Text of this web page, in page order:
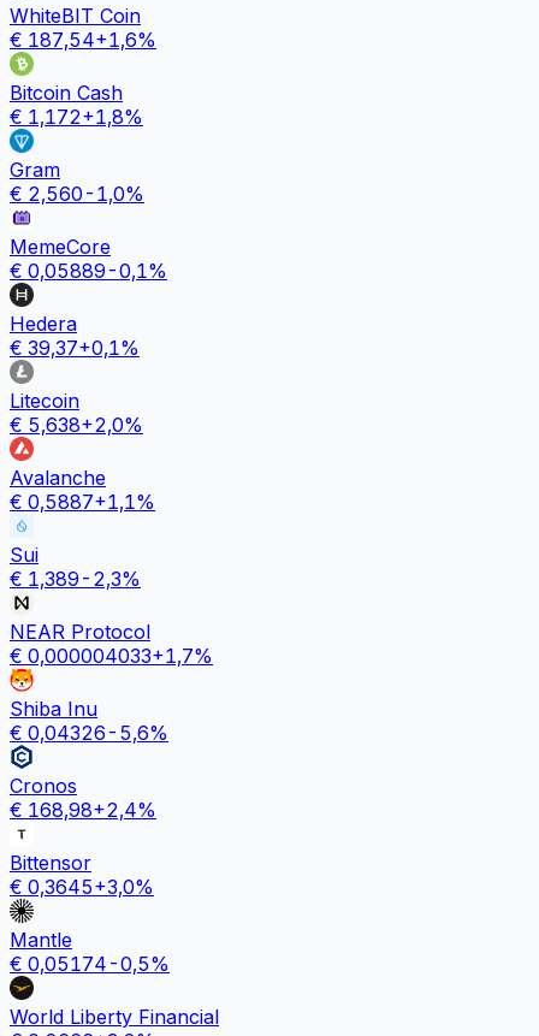
WhiteBIT Coin
€ 187,54+1,6%
Bitcoin Cash
€ 1,172+1,8%
Gram
€ 2,560 -1,0%
MemeCore
€ 0,05889 -0,1%
Hedera
€ 39,37+0,1%
Litecoin
€ 5,638+2,0%
Avalanche
€ 0,5887+1,1%
Sui
€ 1,389 -2,3%
NEAR Protocol
€ 0,000004033+1,7%
Shiba Inu
€ 0,04326 -5,6%
Cronos
€ 168,98+2,4%
Bittensor
€ 0,3645+3,0%
Mantle
€ 0,05174 -0,5%
World Liberty Financial